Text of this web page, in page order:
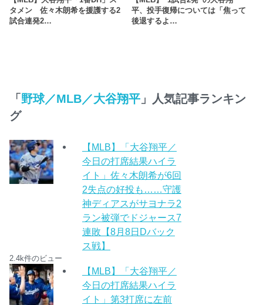
タメン 佐々木朗希を援護する2
試合連発2…
平、投手復帰については「焦って
後退するよ…
「野球／MLB／大谷翔平 」人気記事ランキン
グ
【MLB】「大谷翔平／
今日の打席結果ハイラ
イト」佐々木朗希が6回
2失点の好投も……守護
神ディアスがサヨナラ2
ラン被弾でドジャース7
連敗【8月8日Dバック
ス戦】
2.4k件のビュー
【MLB】「大谷翔平／
今日の打席結果ハイラ
イト」第3打席に左前